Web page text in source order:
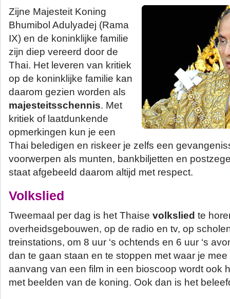
Zijne Majesteit Koning
Bhumibol Adulyadej (Rama
IX) en de koninklijke familie
zijn diep vereerd door de
Thai. Het leveren van kritiek
op de koninklijke familie kan
daarom gezien worden als
majesteitsschennis. Met
kritiek of laatdunkende
opmerkingen kun je een
Thai beledigen en riskeer je zelfs een
voorwerpen als munten, bankbiljetten en
staat afgebeeld daarom altijd met respect.
Volkslied
Tweemaal per dag is het Thaise volkslied te
overheidsgebouwen, op de radio en tv, op
treinstations, om 8 uur ‘s ochtends en 6 uur ‘s
dan te gaan staan en te stoppen met waar je
aanvang van een film in een bioscoop wordt ook
met beelden van de koning. Ook dan is het